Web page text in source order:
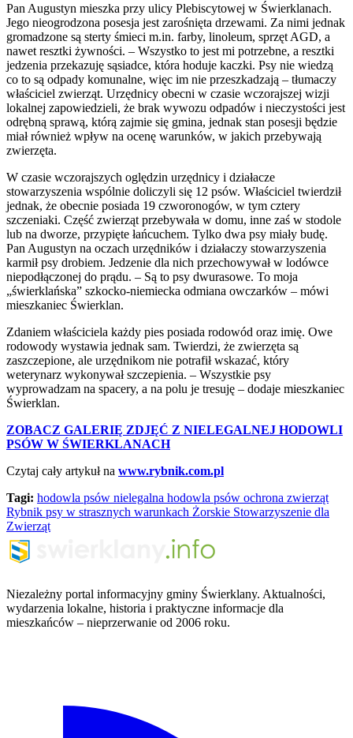
Pan Augustyn mieszka przy ulicy Plebiscytowej w Świerklanach.
Jego nieogrodzona posesja jest zarośnięta drzewami. Za nimi jednak
gromadzone są sterty śmieci m.in. farby, linoleum, sprzęt AGD, a
nawet resztki żywności. – Wszystko to jest mi potrzebne, a resztki
jedzenia przekazuję sąsiadce, która hoduje kaczki. Psy nie wiedzą
co to są odpady komunalne, więc im nie przeszkadzają – tłumaczy
właściciel zwierząt. Urzędnicy obecni w czasie wczorajszej wizji
lokalnej zapowiedzieli, że brak wywozu odpadów i nieczystości jest
odrębną sprawą, którą zajmie się gmina, jednak stan posesji będzie
miał również wpływ na ocenę warunków, w jakich przebywają
zwierzęta.
W czasie wczorajszych oględzin urzędnicy i działacze
stowarzyszenia wspólnie doliczyli się 12 psów. Właściciel twierdził
jednak, że obecnie posiada 19 czworonogów, w tym cztery
szczeniaki. Część zwierząt przebywała w domu, inne zaś w stodole
lub na dworze, przypięte łańcuchem. Tylko dwa psy miały budę.
Pan Augustyn na oczach urzędników i działaczy stowarzyszenia
karmił psy drobiem. Jedzenie dla nich przechowywał w lodówce
niepodłączonej do prądu. – Są to psy dwurasowe. To moja
„świerklańska” szkocko-niemiecka odmiana owczarków – mówi
mieszkaniec Świerklan.
Zdaniem właściciela każdy pies posiada rodowód oraz imię. Owe
rodowody wystawia jednak sam. Twierdzi, że zwierzęta są
zaszczepione, ale urzędnikom nie potrafił wskazać, który
weterynarz wykonywał szczepienia. – Wszystkie psy
wyprowadzam na spacery, a na polu je tresuję – dodaje mieszkaniec
Świerklan.
ZOBACZ GALERIĘ ZDJĘĆ Z NIELEGALNEJ HODOWLI
PSÓW W ŚWIERKLANACH
Czytaj cały artykuł na www.rybnik.com.pl
Tagi: hodowla psów nielegalna hodowla psów ochrona zwierząt
Rybnik psy w strasznych warunkach Żorskie Stowarzyszenie dla
Zwierząt
Niezależny portal informacyjny gminy Świerklany. Aktualności,
wydarzenia lokalne, historia i praktyczne informacje dla
mieszkańców – nieprzerwanie od 2006 roku.